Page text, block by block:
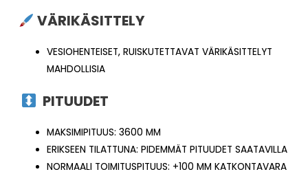
VÄRIKÄSITTELY
VESIOHENTEISET, RUISKUTETTAVAT VÄRIKÄSITTELYT
MAHDOLLISIA
PITUUDET
MAKSIMIPITUUS: 3600 MM
ERIKSEEN TILATTUNA: PIDEMMÄT PITUUDET SAATAVILLA
NORMAALI TOIMITUSPITUUS: +100 MM KATKONTAVARA